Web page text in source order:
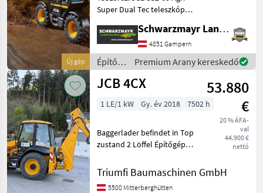
Új gép
Super Dual Tec teleszkópos
emelési erővel - 7, 0
méteres emelési
magassággal - 4 hengeres
JCB Dieselmax Common
Rail m
Schwarzmayr Landtechnik GmbH - Gampern
4851 Gampern
Építőgépek
/ JCB
Premium Arany kereskedő
JCB 4CX
53.880
€
20 % ÁFA-
val
44.900 €
nettó
1 LE/1 kW Gy. év 2018 7502 h
Baggerlader befindet in Top
zustand 2 Löffel Építőgépek
Triumfi Baumaschinen GmbH
5500 Mitterberghütten